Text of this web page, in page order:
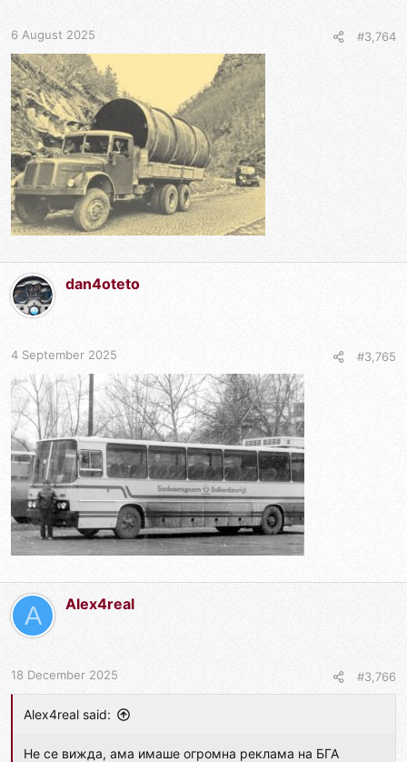
6 August 2025 #3,764
dan4oteto
4 September 2025 #3,765
A Alex4real
18 December 2025 #3,766
Alex4real said:
Не се вижда, ама имаше огромна реклама на БГА